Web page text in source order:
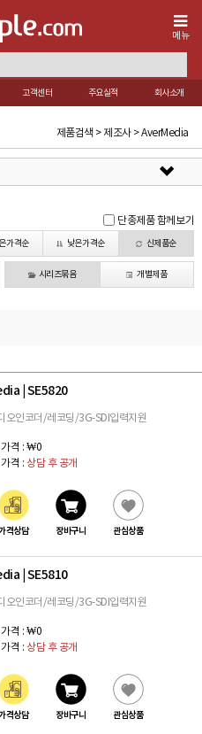
메뉴
고객센터 주요실적 회사소개
제품검색 > 제조사 > AverMedia
단종제품 함께보기
가격순 낮은가격순 신제품순
시리즈묶음 개별제품
SE5820
오인코더/레코딩/3G-SDI입력지원
격 : ₩0
격 : 상담 후 공개
격상담 장바구니 관심상품
SE5810
오인코더/레코딩/3G-SDI입력지원
격 : ₩0
격 : 상담 후 공개
격상담 장바구니 관심상품